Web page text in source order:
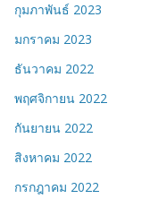
กุมภาพันธ์ 2023
มกราคม 2023
ธันวาคม 2022
พฤศจิกายน 2022
กันยายน 2022
สิงหาคม 2022
กรกฎาคม 2022